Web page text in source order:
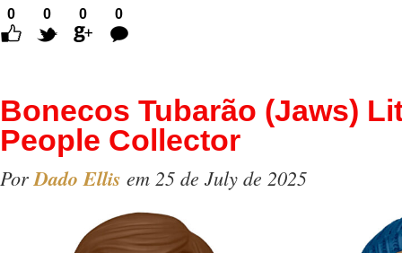
0 0 0
0
Comentários
Bonecos Tubarão (Jaws)
People Collector
PorDado Ellis em 25 de July de 2025